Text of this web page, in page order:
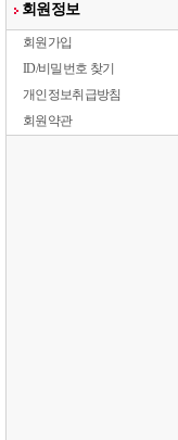
회원정보
회원가입
ID/비밀번호 찾기
개인정보취급방침
회원약관